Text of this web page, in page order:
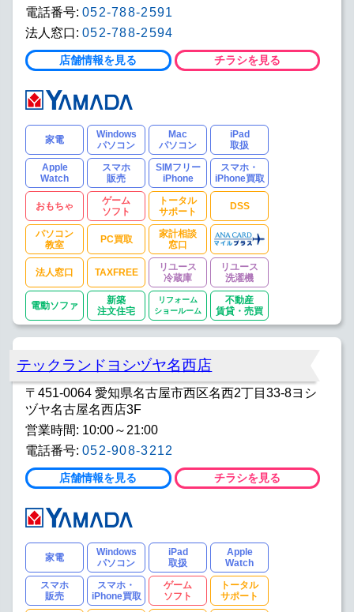
電話番号: 052-788-2591
法人窓口: 052-788-2594
店舗情報を見る チラシを見る
家電
Windows
パソコン
Mac
パソコン
iPad
取扱
Apple
Watch
スマホ
販売
SIMフリー
iPhone
スマホ・
iPhone買取
おもちゃ
ゲーム
ソフト
トータル
サポート
DSS
パソコン
教室
PC買取
家計相談
窓口
法人窓口 TAXFREE
リユース
冷蔵庫
リユース
洗濯機
電動ソファ
新築
注文住宅
リフォーム
ショールーム
不動産
賃貸・売買
テックランドヨシヅヤ名西店
〒451-0064 愛知県名古屋市西区名西2丁目33-8ヨシ
ヅヤ名古屋名西店3F
営業時間: 10:00～21:00
電話番号: 052-908-3212
店舗情報を見る チラシを見る
家電
Windows
パソコン
iPad
取扱
Apple
Watch
スマホ
販売
スマホ・
iPhone買取
ゲーム
ソフト
トータル
サポート